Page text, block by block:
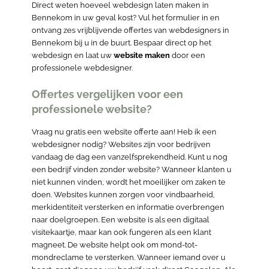
Direct weten hoeveel webdesign laten maken in
Bennekom in uw geval kost? Vul het formulier in en
ontvang zes vrijblijvende offertes van webdesigners in
Bennekom bij u in de buurt. Bespaar direct op het
webdesign en laat uw website maken door een
professionele webdesigner.
Offertes vergelijken voor een
professionele website?
Vraag nu gratis een website offerte aan! Heb ik een
webdesigner nodig? Websites zijn voor bedrijven
vandaag de dag een vanzelfsprekendheid. Kunt u nog
een bedrijf vinden zonder website? Wanneer klanten u
niet kunnen vinden, wordt het moeilijker om zaken te
doen. Websites kunnen zorgen voor vindbaarheid,
merkidentiteit versterken en informatie overbrengen
naar doelgroepen. Een website is als een digitaal
visitekaartje, maar kan ook fungeren als een klant
magneet. De website helpt ook om mond-tot-
mondreclame te versterken. Wanneer iemand over u